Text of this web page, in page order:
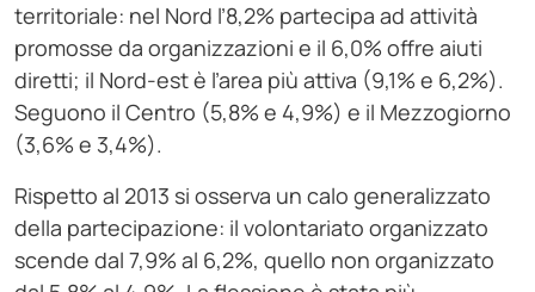
territoriale: nel Nord l’8,2% partecipa ad attività
promosse da organizzazioni e il 6,0% offre aiuti
diretti; il Nord-est è l’area più attiva (9,1% e 6,2%).
Seguono il Centro (5,8% e 4,9%) e il Mezzogiorno
(3,6% e 3,4%).
Rispetto al 2013 si osserva un calo generalizzato
della partecipazione: il volontariato organizzato
scende dal 7,9% al 6,2%, quello non organizzato